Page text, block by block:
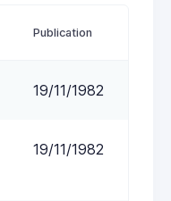
Publication
19/11/1982
19/11/1982